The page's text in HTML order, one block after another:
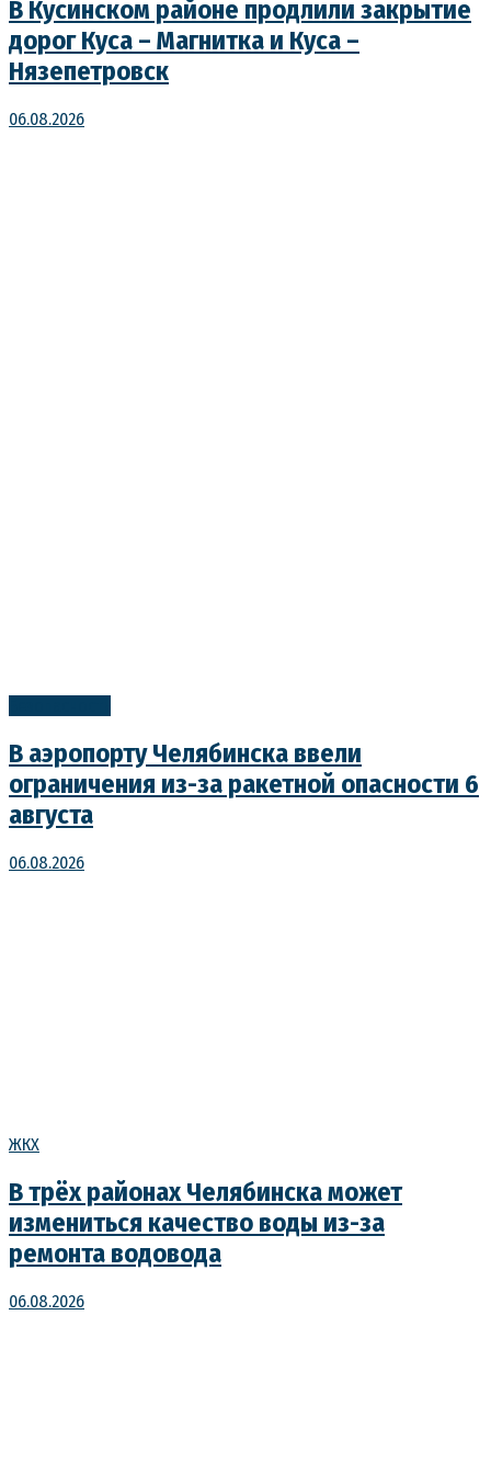
В Кусинском районе продлили закрытие
дорог Куса – Магнитка и Куса –
Нязепетровск
06.08.2026
В аэропорту Челябинска ввели
ограничения из-за ракетной опасности 6
августа
06.08.2026
ЖКХ
В трёх районах Челябинска может
измениться качество воды из-за
ремонта водовода
06.08.2026